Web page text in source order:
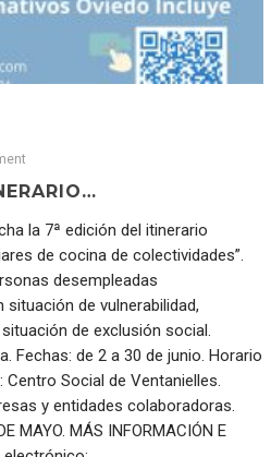
la 7ª edición del itinerario
de cocina de colectividades”.
desempleadas
situación de vulnerabilidad,
de exclusión social.
Fechas: de 2 a 30 de junio. Horario
Centro Social de Ventanielles.
y entidades colaboradoras.
MAYO. MÁS INFORMACIÓN E